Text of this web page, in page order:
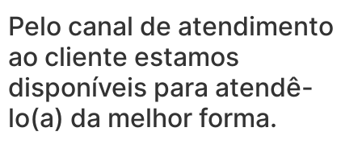
Pelo canal de atendimento
ao cliente estamos
disponíveis para atendê-
lo(a) da melhor forma.